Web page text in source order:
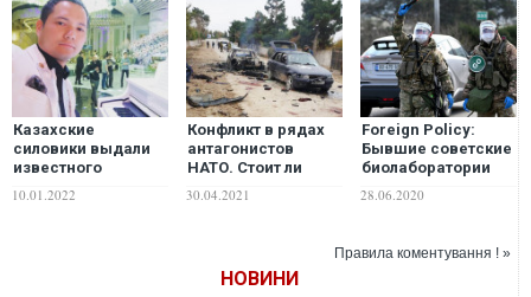
Казахские
силовики выдали
известного
наемника.
10.01.2022
Конфликт в рядах
антагонистов
НАТО. Стоит ли
войны в
30.04.2021
Foreign Policy:
Бывшие советские
биолаборатории
COVID-19, и Москве
28.06.2020
Правила коментування ! »
НОВИНИ